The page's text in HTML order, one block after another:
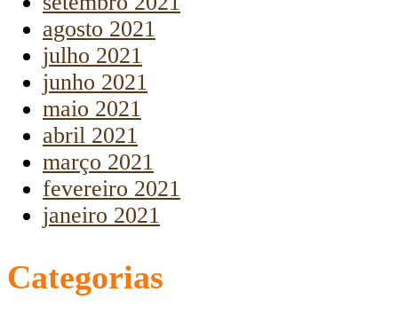
agosto 2021
julho 2021
junho 2021
maio 2021
abril 2021
março 2021
fevereiro 2021
janeiro 2021
Categorias